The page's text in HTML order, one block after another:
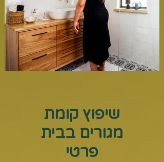
שיפוץ קומת
מגורים בבית
פרטי